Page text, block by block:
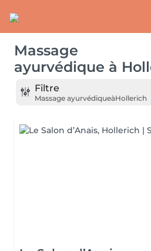
Massage
ayurvédique à
Filtre
Massage ayurvédiqueàHollerich